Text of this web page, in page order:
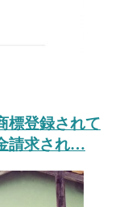
標登録されて
請求され…